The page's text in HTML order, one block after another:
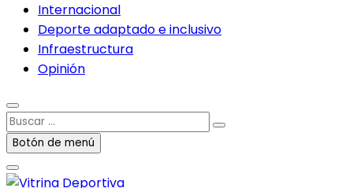
Internacional
Deporte adaptado e inclusivo
Infraestructura
Opinión
Buscar
…Botón de menú